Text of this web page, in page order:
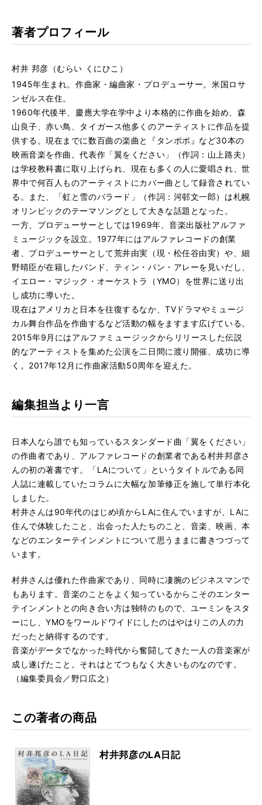
著者プロフィール
村井 邦彦（むらい くにひこ）
1945年生まれ。作曲家・編曲家・プロデューサー。米国ロサ
ンゼルス在住。
1960年代後半、慶應大学在学中より本格的に作曲を始め、森
山良子、赤い鳥、タイガース他多くのアーティストに作品を提
供する。現在までに数百曲の楽曲と『タンポポ』など30本の
映画音楽を作曲。代表作「翼をください」（作詞：山上路夫）
は学校教科書に取り上げられ、現在も多くの人に愛唱され、世
界中で何百人ものアーティストにカバー曲として録音されてい
る。また、「虹と雪のバラード」（作詞：河邨文一郎）は札幌
オリンピックのテーマソングとして大きな話題となった。
一方、プロデューサーとしては1969年、音楽出版社アルファ
ミュージックを設立。1977年にはアルファレコードの創業
者、プロデューサーとして荒井由実（現・松任谷由実）や、細
野晴臣が在籍したバンド、ティン・パン・アレーを見いだし、
イエロー・マジック・オーケストラ（YMO）を世界に送り出
し成功に導いた。
現在はアメリカと日本を往復するなか、TVドラマやミュージ
カル舞台作品を作曲するなど活動の幅をますます広げている。
2015年9月にはアルファミュージックからリリースした伝説
的なアーティストを集めた公演を二日間に渡り開催、成功に導
く。2017年12月に作曲家活動50周年を迎えた。
編集担当より一言
日本人なら誰でも知っているスタンダード曲「翼をください」
の作曲者であり、アルファレコードの創業者である村井邦彦さ
んの初の著書です。「LAについて」というタイトルである同
人誌に連載していたコラムに大幅な加筆修正を施して単行本化
しました。
村井さんは90年代のはじめ頃からLAに住んでいますが、LAに
住んで体験したこと、出会った人たちのこと、音楽、映画、本
などのエンターテインメントについて思うままに書きつづって
います。
村井さんは優れた作曲家であり、同時に凄腕のビジネスマンで
もあります。音楽のことをよく知っているからこそのエンター
テインメントとの向き合い方は独特のもので、ユーミンをスタ
ーにし、YMOをワールドワイドにしたのはやはりこの人の力
だったと納得するのです。
音楽がデータでなかった時代から奮闘してきた一人の音楽家が
成し遂げたこと。それはとてつもなく大きいものなのです。
（編集委員会／野口広之）
この著者の商品
村井邦彦のLA日記